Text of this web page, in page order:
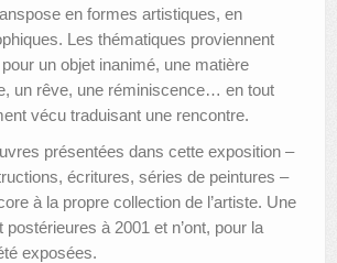
en formes artistiques, en
Les thématiques proviennent
un objet inanimé, une matière
un rêve, une réminiscence… en tout
vécu traduisant une rencontre.
présentées dans cette exposition –
écritures, séries de peintures –
à la propre collection de l’artiste. Une
à 2001 et n’ont, pour la
exposées.